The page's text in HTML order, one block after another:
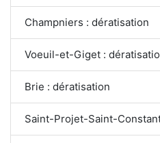
Champniers : dératisation
Voeuil-et-Giget :
Brie : dératisation
Saint-Projet-Saint-